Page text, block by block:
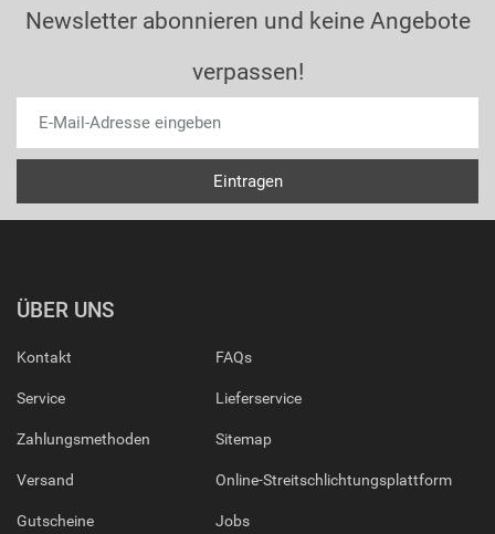
Newsletter abonnieren und keine Angebote
verpassen!
ÜBER UNS
Kontakt
Service
Zahlungsmethoden
Versand
Gutscheine
FAQs
Lieferservice
Sitemap
Online-Streitschlichtungsplattform
Jobs